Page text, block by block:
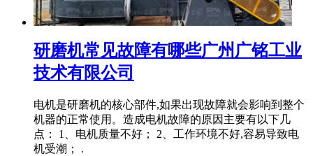
研磨机常见故障有哪些广州广铭工业
技术有限公司
电机是研磨机的核心部件,如果出现故障就会影响到整个
机器的正常使用。造成电机故障的原因主要有以下几
点： 1、电机质量不好； 2、工作环境不好,容易导致电
机受潮； .